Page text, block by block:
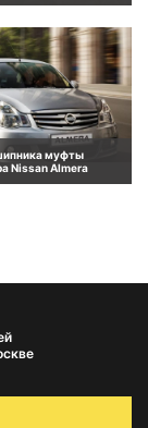
муфты
Nissan Almera